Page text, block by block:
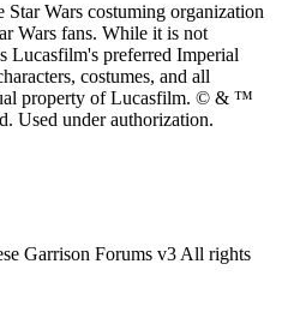
Wars costuming organization
Wars fans. While it is not
Lucasfilm's preferred Imperial
costumes, and all
property of Lucasfilm. © & ™
Used under authorization.
Garrison Forums v3 All rights